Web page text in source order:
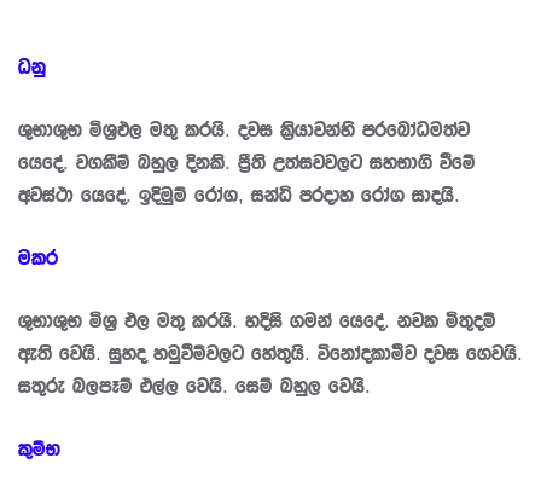
ධනු
ශුභාශුභ මිශ‍්‍රඵල මතු කරයි. දවස කි‍්‍රයාවන්හි ප‍්‍රබෝධමත්ව
යෙදේ. වගකීම් බහුල දිනකි. පී‍්‍රති උත්සවවලට සහභාගි වීමේ
අවස්ථා යෙදේ. ඉදිමුම් රෝග, සන්ධි ප‍්‍රදාහ රෝග සාදයි.
මකර
ශුභාශුභ මිශ‍්‍ර ඵල මතු කරයි. හදිසි ගමන් යෙදේ. නවක මිතුදම්
ඇති වෙයි. සුහද හමුවීම්වලට හේතුයි. විනෝදකාමීව දවස ගෙවයි.
සතුරු බලපෑම් එල්ල වෙයි. සෙම් බහුල වෙයි.
කුම්භ